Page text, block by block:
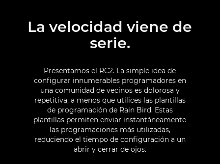
La velocidad viene de
serie.
Presentamos el RC2. La simple idea de
configurar innumerables programadores en
una comunidad de vecinos es dolorosa y
repetitiva, a menos que utilices las plantillas
de programación de Rain Bird. Estas
plantillas permiten enviar instantáneamente
las programaciones más utilizadas,
reduciendo el tiempo de configuración a un
abrir y cerrar de ojos.